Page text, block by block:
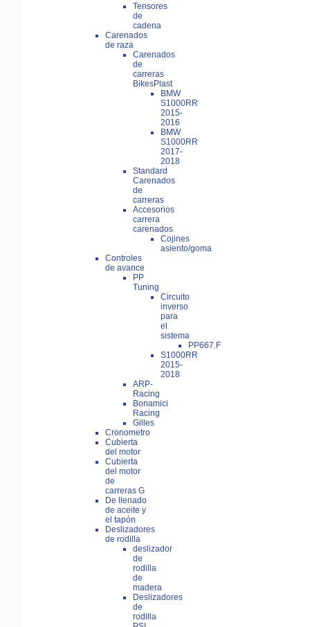
Tensores
de
cadena
Carenados
de raza
Carenados
de
carreras
BikesPlast
BMW
S1000RR
2015-
2016
BMW
S1000RR
2017-
2018
Standard
Carenados
de
carreras
Accesorios
carrera
carenados
Cojines
asiento/goma
Controles
de avance
PP
Tuning
Circuito
inverso
para
el
sistema
PP667.F
S1000RR
2015-
2018
ARP-
Racing
Bonamici
Racing
Gilles
Cronometro
Cubierta
del motor
Cubierta
del motor
de
carreras G
De llenado
de aceite y
el tapón
Deslizadores
de rodilla
deslizador
de
rodilla
de
madera
Deslizadores
de
rodilla